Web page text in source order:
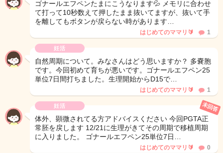
ゴナールエフペンたまにこうなります💦 メモリに合わせ
て打って10秒数えて押したまま抜いてますが、抜いて手
を離してもボタンが戻らない時があります…
はじめてのママリ🔰 1
妊活
自然周期について。みなさんはどう思いますか？ 多嚢胞
です。今回初めて育ちが悪いです。ゴナールエフペン25
単位7日間打ちました。生理開始からD15で…
はじめてのママリ🔰 1
妊活
体外、顕微されてる方アドバイスください 今回PGTA正
常胚を戻します 12/21に生理がきてその周期で移植周期
に入りました。 ゴナールエフペン25単位7日…
未回答
はじめてのママリ🔰 0